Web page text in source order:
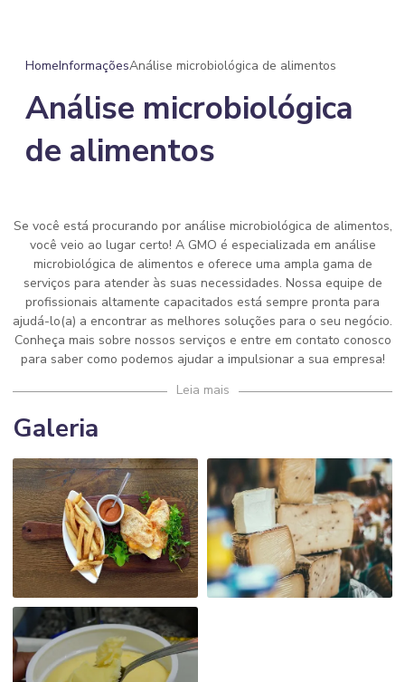
HomeInformaçõesAnálise microbiológica de alimentos
Análise microbiológica
de alimentos
Se você está procurando por análise microbiológica de alimentos,
você veio ao lugar certo! A GMO é especializada em análise
microbiológica de alimentos e oferece uma ampla gama de
serviços para atender às suas necessidades. Nossa equipe de
profissionais altamente capacitados está sempre pronta para
ajudá-lo(a) a encontrar as melhores soluções para o seu negócio.
Conheça mais sobre nossos serviços e entre em contato conosco
para saber como podemos ajudar a impulsionar a sua empresa!
Leia mais
Galeria